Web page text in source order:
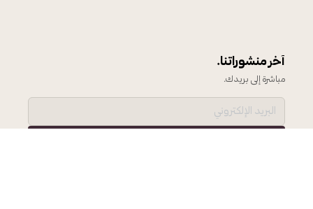
آخر منشوراتنا.
مباشرة إلى بريدك.